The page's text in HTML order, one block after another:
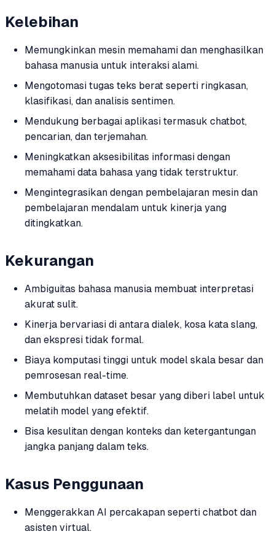
Kelebihan
Memungkinkan mesin memahami dan menghasilkan
bahasa manusia untuk interaksi alami.
Mengotomasi tugas teks berat seperti ringkasan,
klasifikasi, dan analisis sentimen.
Mendukung berbagai aplikasi termasuk chatbot,
pencarian, dan terjemahan.
Meningkatkan aksesibilitas informasi dengan
memahami data bahasa yang tidak terstruktur.
Mengintegrasikan dengan pembelajaran mesin dan
pembelajaran mendalam untuk kinerja yang
ditingkatkan.
Kekurangan
Ambiguitas bahasa manusia membuat interpretasi
akurat sulit.
Kinerja bervariasi di antara dialek, kosa kata slang,
dan ekspresi tidak formal.
Biaya komputasi tinggi untuk model skala besar dan
pemrosesan real-time.
Membutuhkan dataset besar yang diberi label untuk
melatih model yang efektif.
Bisa kesulitan dengan konteks dan ketergantungan
jangka panjang dalam teks.
Kasus Penggunaan
Menggerakkan AI percakapan seperti chatbot dan
asisten virtual.